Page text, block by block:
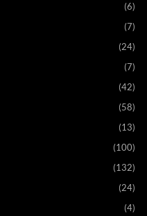
(6)
(7)
(24)
(7)
(42)
(58)
(13)
(100)
(132)
(24)
(4)